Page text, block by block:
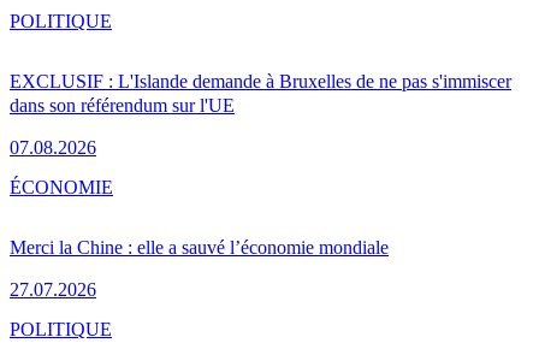
EXCLUSIF : L'Islande demande à Bruxelles de ne pas s'immiscer
dans son référendum sur l'UE
07.08.2026
POLITIQUE
Merci la Chine : elle a sauvé l’économie mondiale
27.07.2026
ÉCONOMIE
POLITIQUE